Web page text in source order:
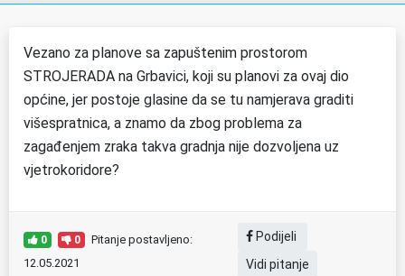
Vezano za planove sa zapuštenim prostorom
STROJERADA na Grbavici, koji su planovi za ovaj dio
općine, jer postoje glasine da se tu namjerava graditi
višespratnica, a znamo da zbog problema za
zagađenjem zraka takva gradnja nije dozvoljena uz
vjetrokoridore?
0 0
Pitanje postavljeno:
12.05.2021
Podijeli
Vidi pitanje